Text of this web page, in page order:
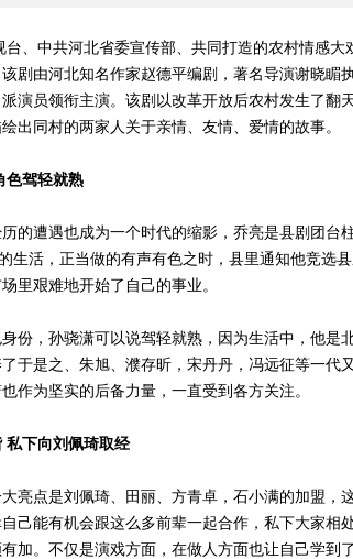
中共河北省委宣传部、共同打造的农村情感大
剧由河北知名作家赵德平编剧，著名导演谢晓睸
演员领衔主演。该剧以改革开放后农村发生了翻
出同村的两家人关于亲情、友情、爱情的故事。
色驾轻就熟
遭遇也成为一个时代的缩影，乔亮是县剧团台柱
生活，正当做的有声有色之时，县里通知他竞选
里艰难地开始了自己的事业。
，孙骁潇可以说驾轻就熟，因为生活中，他是
于是之、朱旭、濮存昕，宋丹丹，冯远征等一代
作为坚实的后备力量，一直受到各方关注。
私下向刘佩琦取经
点是刘佩琦、田丽、方青卓，石小满的加盟，
己能有机会跟这么多前辈一起合作，私下大家相
加。不仅是演戏方面，在做人方面也让自己学到